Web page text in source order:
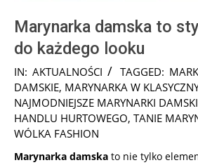
Marynarka damska to
do każdego looku
2025-
02-
02
IN: AKTUALNOŚCI TAGGED:
DAMSKIE, MARYNARKA W
NAJMODNIEJSZE MARYNARKI
HANDLU HURTOWEGO, TANIE
WÓLKA FASHION
Marynarka damska to nie tylko